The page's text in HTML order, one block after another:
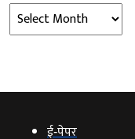
Archives
ई‑पेपर